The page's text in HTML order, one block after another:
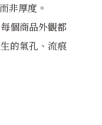
非厚度。
個商品外觀都
的氣孔、流痕